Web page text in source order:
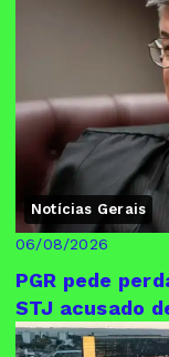
Notícias Gerais
06/08/2026
PGR pede
STJ acusado